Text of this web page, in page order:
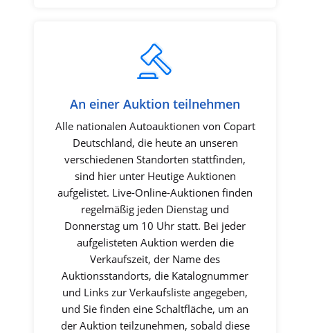
An einer Auktion teilnehmen
Alle nationalen Autoauktionen von Copart
Deutschland, die heute an unseren
verschiedenen Standorten stattfinden,
sind hier unter Heutige Auktionen
aufgelistet. Live-Online-Auktionen finden
regelmäßig jeden Dienstag und
Donnerstag um 10 Uhr statt. Bei jeder
aufgelisteten Auktion werden die
Verkaufszeit, der Name des
Auktionsstandorts, die Katalognummer
und Links zur Verkaufsliste angegeben,
und Sie finden eine Schaltfläche, um an
der Auktion teilzunehmen, sobald diese